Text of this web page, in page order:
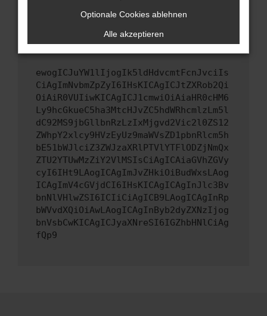
versuchen, das Problem zu beheben. Du kannst
uns diesen Text schicken, um uns bei der
Fehlersuche zu unterstützen:
ewogICJuYW1lIjogIk5ldHdvcmtFcnJvciIs
CiAgImNvbmZpZyI6IHsKICAgICJtZXRob2Qi
OiAiR0VUIiwKICAgICJ1cmwiOiAiaHR0cHM6
Ly9hcGkueC5ha3MtcHJvZC5hdWRhcmlzLm5l
dC92MS9jbGllbnRzLzIxMjgvd2Vic2l0ZS12
ZWhpY2xlcy9HVzEyUz9maWVsZD1pbnRlcm5h
bE51bWJlciZ3ZWJzaXRlPTVlYTFlODZjNmQx
ZTU2YTUwMzZiY2VlMSIsCiAgICAiaGVhZGVy
cyI6IHt9LAogICAgImJvZHkiOiBudWxsLAog
ICAgImV4cGVjdCI6IHsKICAgICAgInJlc3Bv
bnNlVHlwZSI6ICIiCiAgICB9LAogICAgInRp
bWVvdXQiOiAwLAogICAgInByb2dyZXNzIjog
bnVsbCwKICAgICJyaXNreSI6IGZhbHNlCiAg
fQp9
Optionale Cookies ablehnen
Alle akzeptieren